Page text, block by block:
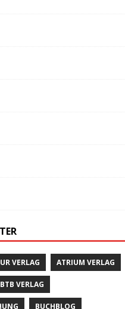
VERLAG ATRIUM VERLAG
BTB VERLAG
BUCHBLOG